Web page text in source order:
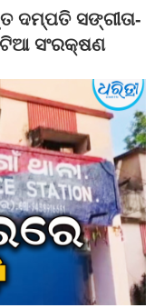
ଦମ୍ପତି ସଙ୍ଗୀତା-
ସଂରକ୍ଷଣ